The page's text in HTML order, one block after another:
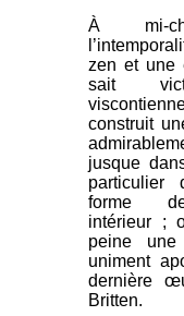
À mi-
zen et une
sait
construit
jusque
particulier
forme
intérieur ;
peine une
uniment
dernière
Britten.